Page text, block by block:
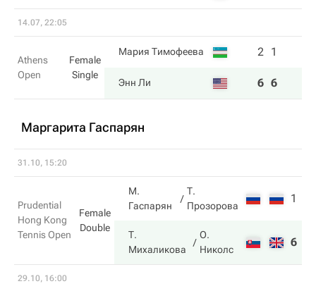
14.07, 22:05
Athens
Open
Female
Single
Мария Тимофеева 2 1
Энн Ли 6 6
Маргарита Гаспарян
31.10, 15:20
Prudential
Hong Kong
Tennis Open
Female
Double
М.
Гаспарян
Т.
Прозорова
1
Т.
Михаликова
О.
Николс
6
29.10, 16:00